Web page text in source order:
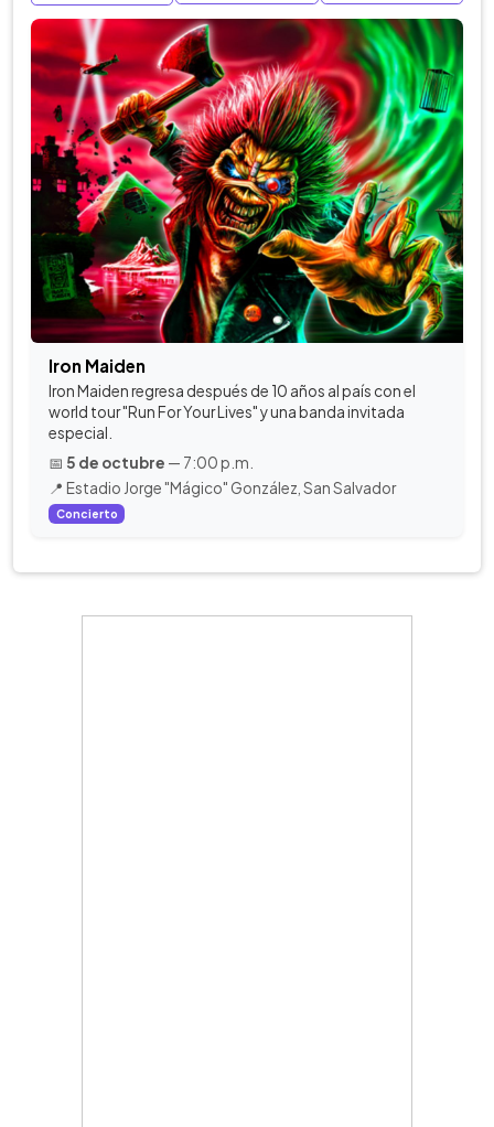
Iron Maiden
Iron Maiden regresa después de 10 años al país con el
world tour "Run For Your Lives" y una banda invitada
especial.
📅 5 de octubre — 7:00 p.m.
📍 Estadio Jorge "Mágico" González, San Salvador
Concierto